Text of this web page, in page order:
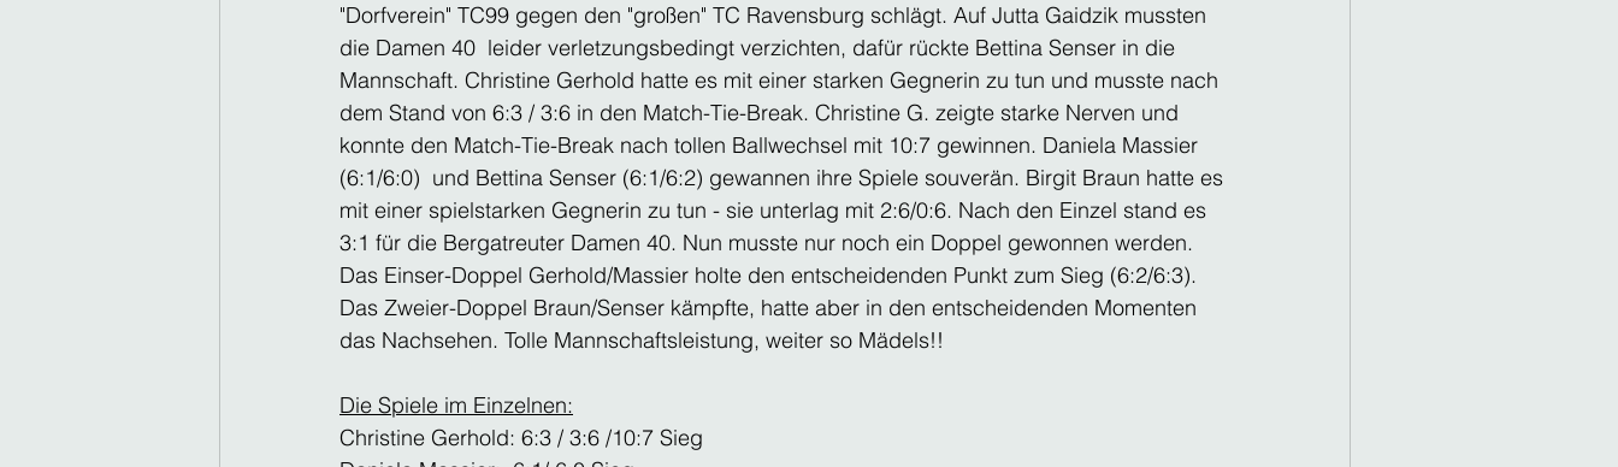
"Dorfverein" TC99 gegen den "großen" TC Ravensburg schlägt. Auf Jutta Gaidzik mussten
die Damen 40  leider verletzungsbedingt verzichten, dafür rückte Bettina Senser in die
Mannschaft. Christine Gerhold hatte es mit einer starken Gegnerin zu tun und musste nach
dem Stand von 6:3 / 3:6 in den Match-Tie-Break. Christine G. zeigte starke Nerven und
konnte den Match-Tie-Break nach tollen Ballwechsel mit 10:7 gewinnen. Daniela Massier
(6:1/6:0)  und Bettina Senser (6:1/6:2) gewannen ihre Spiele souverän. Birgit Braun hatte es
mit einer spielstarken Gegnerin zu tun - sie unterlag mit 2:6/0:6. Nach den Einzel stand es
3:1 für die Bergatreuter Damen 40. Nun musste nur noch ein Doppel gewonnen werden.
Das Einser-Doppel Gerhold/Massier holte den entscheidenden Punkt zum Sieg (6:2/6:3).
Das Zweier-Doppel Braun/Senser kämpfte, hatte aber in den entscheidenden Momenten
das Nachsehen. Tolle Mannschaftsleistung, weiter so Mädels!!
Die Spiele im Einzelnen:
Christine Gerhold: 6:3 / 3:6 /10:7 Sieg